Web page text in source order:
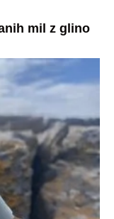
mil z glino